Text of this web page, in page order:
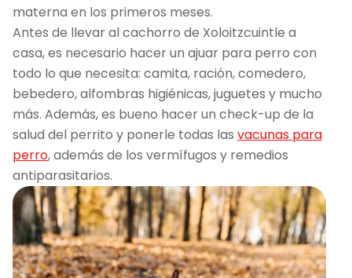
materna en los primeros meses.
Antes de llevar al cachorro de Xoloitzcuintle a
casa, es necesario hacer un ajuar para perro con
todo lo que necesita: camita, ración, comedero,
bebedero, alfombras higiénicas, juguetes y mucho
más. Además, es bueno hacer un check-up de la
salud del perrito y ponerle todas las vacunas para
perro, además de los vermífugos y remedios
antiparasitarios.